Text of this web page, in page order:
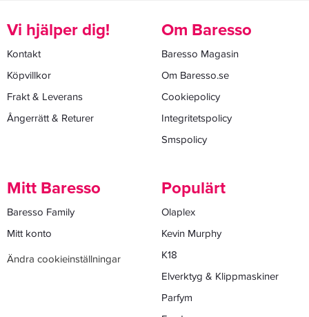
Vi hjälper dig!
Kontakt
Köpvillkor
Frakt & Leverans
Ångerrätt & Returer
Om Baresso
Baresso Magasin
Om Baresso.se
Cookiepolicy
Integritetspolicy
Smspolicy
Mitt Baresso
Baresso Family
Mitt konto
Ändra cookieinställningar
Populärt
Olaplex
Kevin Murphy
K18
Elverktyg & Klippmaskiner
Parfym